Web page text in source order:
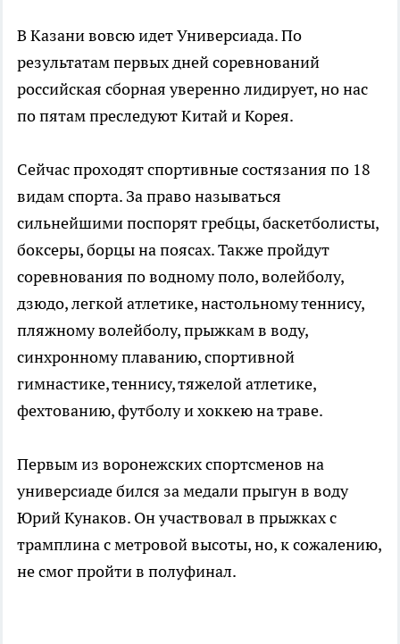
В Казани вовсю идет Универсиада. По
результатам первых дней соревнований
российская сборная уверенно лидирует, но нас
по пятам преследуют Китай и Корея.
Сейчас проходят спортивные состязания по 18
видам спорта. За право называться
сильнейшими поспорят гребцы, баскетболисты,
боксеры, борцы на поясах. Также пройдут
соревнования по водному поло, волейболу,
дзюдо, легкой атлетике, настольному теннису,
пляжному волейболу, прыжкам в воду,
синхронному плаванию, спортивной
гимнастике, теннису, тяжелой атлетике,
фехтованию, футболу и хоккею на траве.
Первым из воронежских спортсменов на
универсиаде бился за медали прыгун в воду
Юрий Кунаков. Он участвовал в прыжках с
трамплина с метровой высоты, но, к сожалению,
не смог пройти в полуфинал.